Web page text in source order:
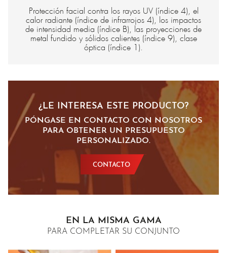
Protección facial contra los rayos UV (índice 4), el
calor radiante (índice de infrarrojos 4), los impactos
de intensidad media (índice B), las proyecciones de
metal fundido y sólidos calientes (índice 9), clase
óptica (índice 1).
¿LE INTERESA ESTE PRODUCTO?
PÓNGASE EN CONTACTO CON NOSOTROS
PARA OBTENER UN PRESUPUESTO
PERSONALIZADO.
CONTACTO
EN LA MISMA GAMA
PARA COMPLETAR SU CONJUNTO